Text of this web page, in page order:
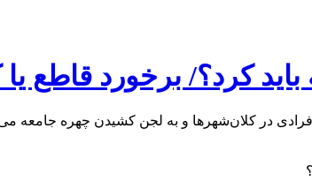
کرد؟/ برخورد قاطع
در کلان‌شهرها و به لجن کشیدن چهره جامعه